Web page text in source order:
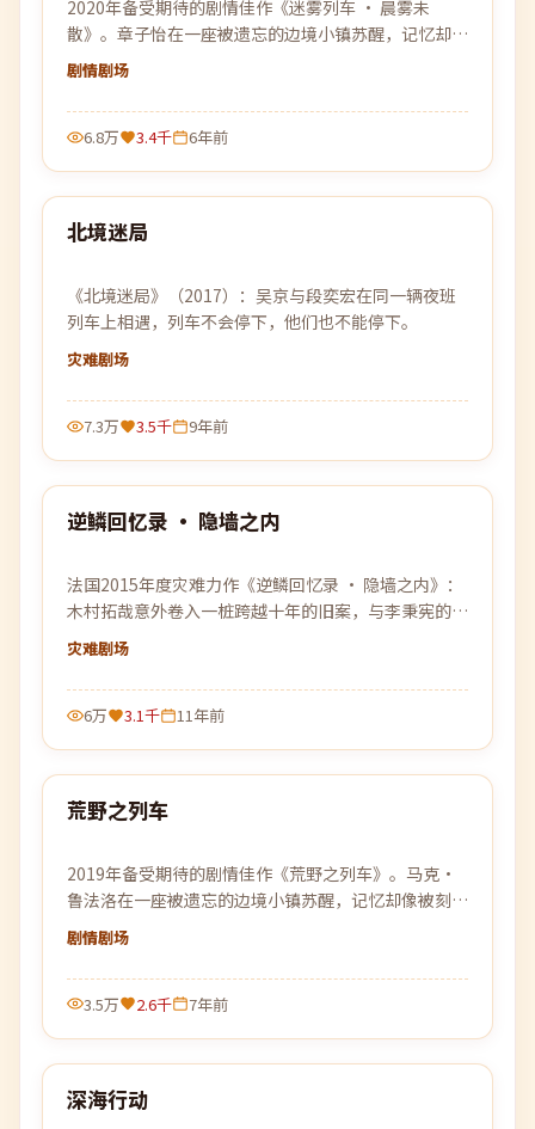
2020年备受期待的剧情佳作《迷雾列车 · 晨雾未
散》。章子怡在一座被遗忘的边境小镇苏醒，记忆却像
被刻意篡改，唯一线索是一张被烧毁的车票。
剧情剧场
6.8万 3.4千 6年前
最新
99:20
北境迷局
《北境迷局》（2017）：吴京与段奕宏在同一辆夜班
列车上相遇，列车不会停下，他们也不能停下。
灾难剧场
7.3万 3.5千 9年前
最新
98:41
逆鳞回忆录 · 隐墙之内
法国2015年度灾难力作《逆鳞回忆录 · 隐墙之内》：
木村拓哉意外卷入一桩跨越十年的旧案，与李秉宪的命
运纠缠在一起，真相比想象中更加危险。
灾难剧场
6万 3.1千 11年前
最新
99:18
荒野之列车
2019年备受期待的剧情佳作《荒野之列车》。马克·
鲁法洛在一座被遗忘的边境小镇苏醒，记忆却像被刻意
篡改，唯一线索是一张被烧毁的车票。
剧情剧场
3.5万 2.6千 7年前
最新
99:38
深海行动